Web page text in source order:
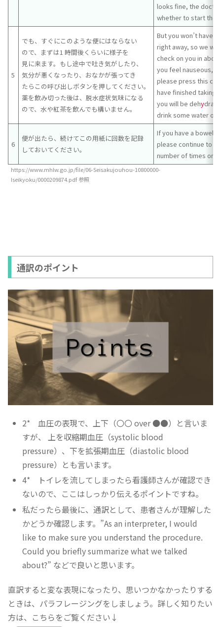
looks fine, the
whether to start the
5
でも、すぐにこのような便にはならない
ので、まずは1 時間後くらいに様子を
見に来ます。もし途中で吐き気がしたり、
気分が悪くなったり、おなかが張ってき
たらこの呼び出しボタンを押してください。
薬を飲み切った後は、脱水症状気味になる
ので、水や紅茶を飲んでも構いません。
But you won’t have
right away, so we
check on you in
you feel nauseous,
please press this
have finished taking
you will be dehy
drink some water or
6
便が出たら、続けてこの用紙に回数を記録
しておいてください。
If you have a bowel
please continue to
number of times on
https://www.mhlw.go.jp/file/06-Seisakujouhou-10800000-
Iseikyoku/0000209874.pdf 参照
通訳のポイント
2* 血圧の表現で、上下（〇〇 over ●●）と言いま
すが、 上を収縮期血圧（systolic blood
pressure）、下を拡張期血圧（diastolic blood
pressure）とも言います。
4* トイレを流してしまったら看護師さんが確認でき
ないので、ここはしっかり伝えるポイントですね。
私だったら最後に、通訳として、患者さんが理解した
かどうか確認します。”As an interpreter, I would
like to make sure you understand the procedure.
Could you briefly summarize what we talked
about?” などで良いと思います。
直訳すると変な表現になったり、思いつかなかったりする
ときは、パラフレージングをしましょう。詳しく知りたい
方は、こちらをご覧ください↓